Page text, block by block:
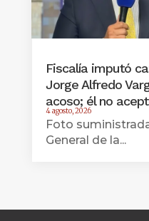
Fiscalía imputó
Jorge Alfredo
acoso; él no
4 agosto, 2026
Foto
General de la...